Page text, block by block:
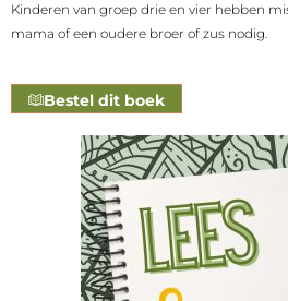
Kinderen van groep drie en vier hebben
mama of een oudere broer of zus nodig.
Bestel dit boek